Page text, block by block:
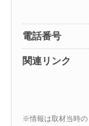
電話番号
関連リンク
※情報は取材当時の